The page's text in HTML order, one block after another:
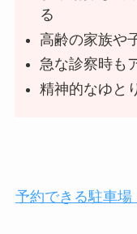
る
高齢の家族や
急な診察時も
精神的なゆと
予約できる駐車場